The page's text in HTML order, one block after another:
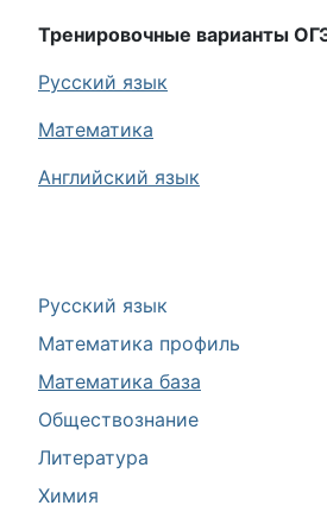
Русский язык
Математика профиль
Математика база
Обществознание
Литература
Химия
Тренировочные варианты
Русский язык
Математика
Английский язык